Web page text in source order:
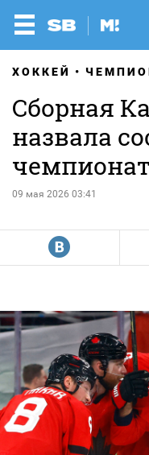
ХОККЕЙ
Сборная
назвала
09 мая 2026 03:41
R